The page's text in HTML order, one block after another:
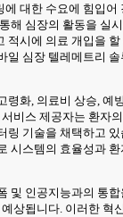
대한 수요에 힘입어
해 심장의 활동을 실
적시에 의료 개입을
일 심장 텔레메트리
령화, 의료비 상승, 예
비스 제공자는 환자
링 기술을 채택하고
시스템의 효율성과
및 인공지능과의 통
상됩니다. 이러한 혁